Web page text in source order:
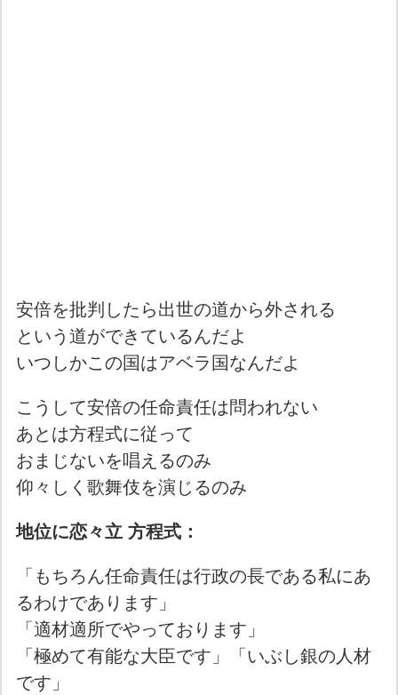
安倍を批判したら出世の道から外される
という道ができているんだよ
いつしかこの国はアベラ国なんだよ
こうして安倍の任命責任は問われない
あとは方程式に従って
おまじないを唱えるのみ
仰々しく歌舞伎を演じるのみ
地位に恋々立 方程式：
「もちろん任命責任は行政の長である私にあ
るわけであります」
「適材適所でやっております」
「極めて有能な大臣です」「いぶし銀の人材
です」